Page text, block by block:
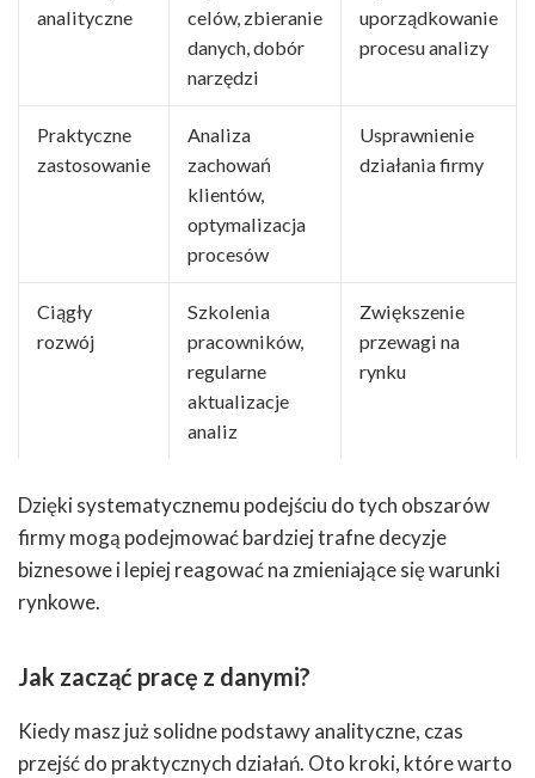
analityczne
celów, zbieranie
danych, dobór
narzędzi
uporządkowanie
procesu analizy
Praktyczne
zastosowanie
Analiza
zachowań
klientów,
optymalizacja
procesów
Usprawnienie
działania firmy
Ciągły
rozwój
Szkolenia
pracowników,
regularne
aktualizacje
analiz
Zwiększenie
przewagi na
rynku
Dzięki systematycznemu podejściu do tych obszarów
firmy mogą podejmować bardziej trafne decyzje
biznesowe i lepiej reagować na zmieniające się warunki
rynkowe.
Jak zacząć pracę z danymi?
Kiedy masz już solidne podstawy analityczne, czas
przejść do praktycznych działań. Oto kroki, które warto